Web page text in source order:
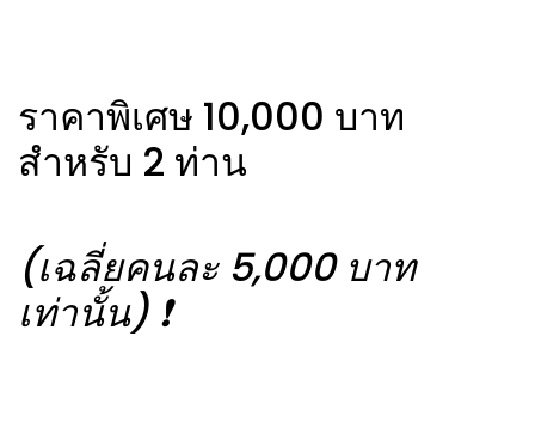
ราคาพิเศษ 10,000 บาท
สำหรับ 2 ท่าน
(เฉลี่ยคนละ 5,000 บาท
เท่านั้น) ❗️